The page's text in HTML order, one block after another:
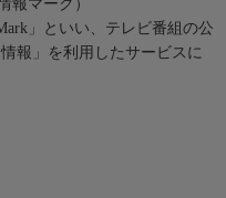
報マーク）
」といい、テレビ番組の公
報」を利用したサービスに